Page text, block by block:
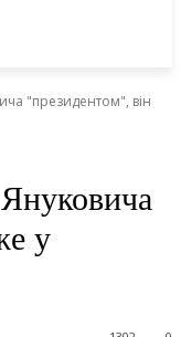
"президентом", він
у